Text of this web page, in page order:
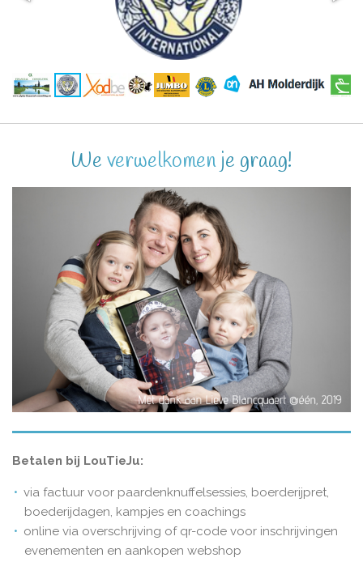
We verwelkomenje graag!
Betalen bij LouTieJu:
via factuur voor paardenknuffelsessies, boerderijpret,
boederijdagen, kampjes en coachings
online via overschrijving of qr-code voor inschrijvingen
evenementen en aankopen webshop